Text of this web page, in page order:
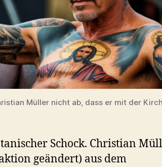
Müller nicht ab, dass er mit der
Schock. Christian
geändert) aus dem